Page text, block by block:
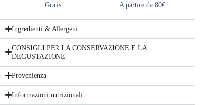
Gratis A partire da 80€
Ingredienti & Allergeni
CONSIGLI PER LA CONSERVAZIONE E LA
DEGUSTAZIONE
Provenienza
Informazioni nutrizionali